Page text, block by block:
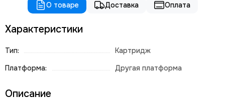
О товаре Доставка Оплата
Характеристики
Тип:
Картридж
Платформа:
Другая платформа
Описание